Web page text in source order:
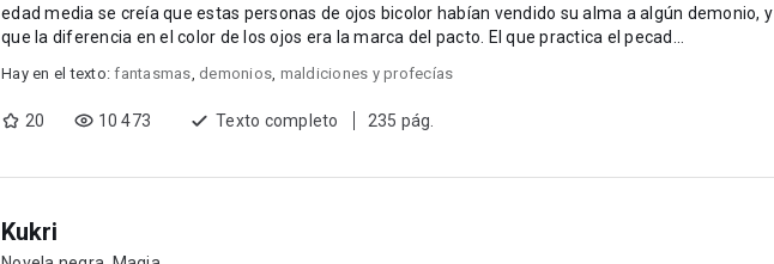
edad media se creía que estas personas de ojos bicolor habían vendido su alma a algún demonio, y
que la diferencia en el color de los ojos era la marca del pacto. El que practica el pecad...
Hay en el texto:fantasmas, demonios, maldiciones y profecías
20 10 473 Texto completo 235 pág.
Kukri